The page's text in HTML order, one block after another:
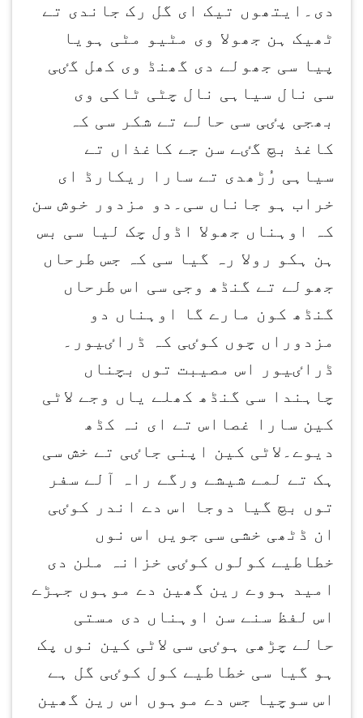
دی۔ایتھوں تیک ای گل رک جاندی تے
ٹھیک ہن جھولا وی مٹیو مٹی ہویا
پیا سی جھولے دی گھنڈ وی کھل گٸی
سی نال سیاہی نال چٹی ٹاکی وی
بھجی پٸی سی حالے تے شکر سی کہ
کاغذ بچ گٸے سن جے کاغذاں تے
سیاہی رُڑھدی تے سارا ریکارڈ ای
خراب ہو جاناں سی۔دو مزدور خوش سن
کہ اوہناں جھولا اڈول چک لیا سی بس
ہن ہکو رولا رہ گیا سی کہ جس طرحاں
جھولے تے گنڈھ وجی سی اس طرحاں
گنڈھ کون مارے گا اوہناں دو
مزدوراں چوں کوٸی کہ ڈراٸیور۔
ڈراٸیور اس مصیبت توں بچناں
چاہندا سی گنڈھ کھلے یاں وجے لاٹی
کین سارا غصااس تے ای نہ کڈھ
دیوے۔لاٹی کین اپنی جاٸی تے خش سی
ہک تے لمے شیشے ورگے راہ آلے سفر
توں بچ گیا دوجا اس دے اندر کوٸی
ان ڈٹھی خشی سی جویں اس نوں
خطاطیے کولوں کوٸی خزانہ ملن دی
امید ہووے رین گھین دے موہوں جہڑے
اس لفظ سنے سن اوہناں دی مستی
حالے چڑھی ہوٸی سی لاٹی کین نوں پک
ہو گیا سی خطاطیے کول کوٸی گل ہے
اس سوچیا جس دے موہوں اس رین گھین